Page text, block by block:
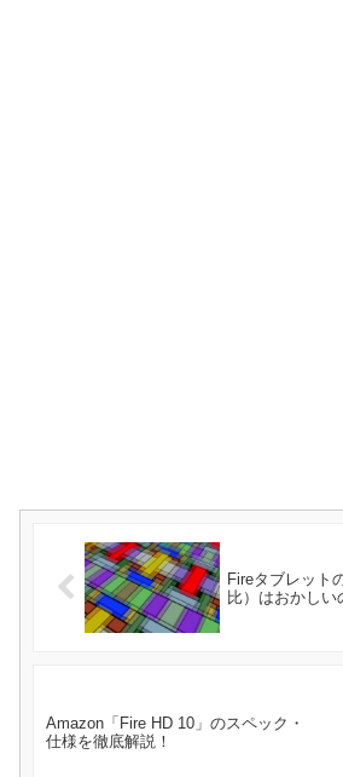
Fireタブレット
比）はおかしい
Amazon「Fire HD 10」のスペック・
仕様を徹底解説！